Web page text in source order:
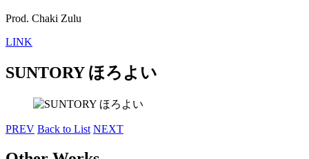
Prod. Chaki Zulu
LINK
SUNTORY ほろよい
PREV Back to List NEXT